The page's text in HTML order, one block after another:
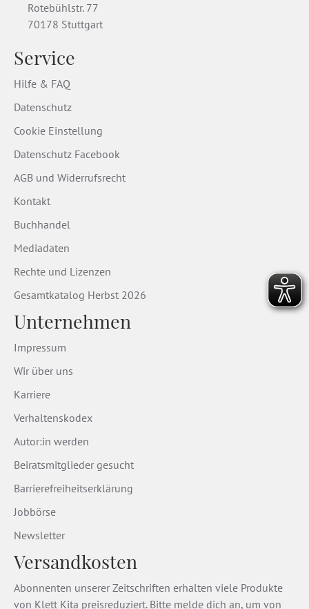
Rotebühlstr. 77
70178 Stuttgart
Service
Hilfe & FAQ
Datenschutz
Cookie Einstellung
Datenschutz Facebook
AGB und Widerrufsrecht
Kontakt
Buchhandel
Mediadaten
Rechte und Lizenzen
Gesamtkatalog Herbst 2026
Unternehmen
Impressum
Wir über uns
Karriere
Verhaltenskodex
Autor:in werden
Beiratsmitglieder gesucht
Barrierefreiheitserklärung
Jobbörse
Newsletter
Versandkosten
Abonnenten unserer Zeitschriften erhalten viele Produkte
von Klett Kita preisreduziert. Bitte melde dich an, um von